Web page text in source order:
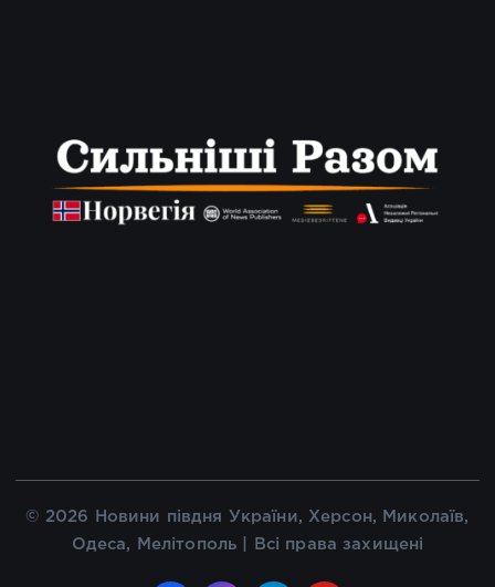
© 2026 Новини півдня України, Херсон, Миколаїв,
Одеса, Мелітополь | Всі права захищені